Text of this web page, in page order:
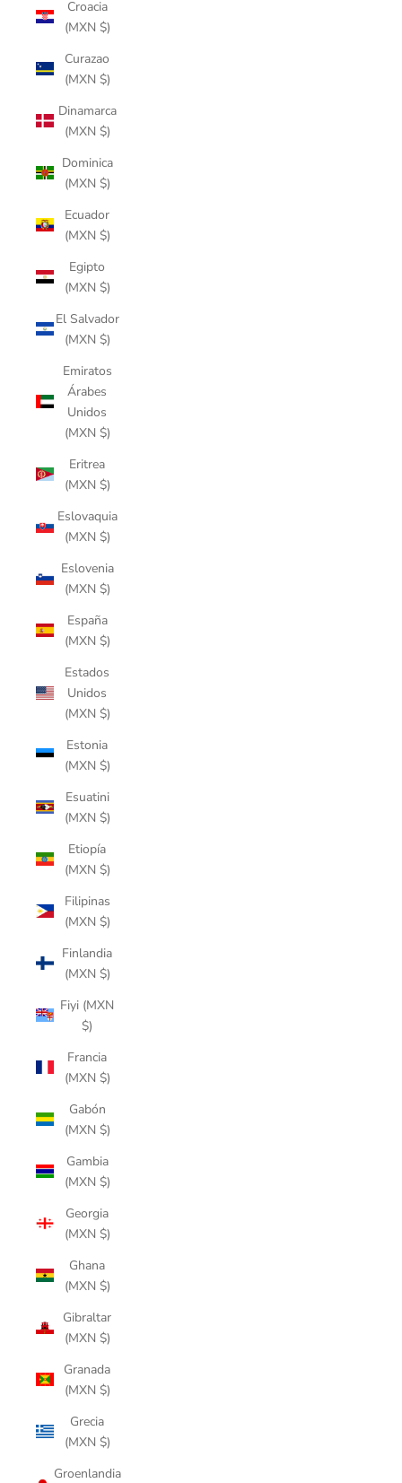
Croacia
(MXN $)
Curazao
(MXN $)
Dinamarca
(MXN $)
Dominica
(MXN $)
Ecuador
(MXN $)
Egipto
(MXN $)
El Salvador
(MXN $)
Emiratos
Árabes
Unidos
(MXN $)
Eritrea
(MXN $)
Eslovaquia
(MXN $)
Eslovenia
(MXN $)
España
(MXN $)
Estados
Unidos
(MXN $)
Estonia
(MXN $)
Esuatini
(MXN $)
Etiopía
(MXN $)
Filipinas
(MXN $)
Finlandia
(MXN $)
Fiyi (MXN
$)
Francia
(MXN $)
Gabón
(MXN $)
Gambia
(MXN $)
Georgia
(MXN $)
Ghana
(MXN $)
Gibraltar
(MXN $)
Granada
(MXN $)
Grecia
(MXN $)
Groenlandia